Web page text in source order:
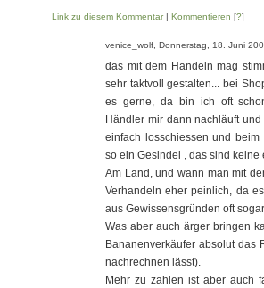
Link zu diesem Kommentar| Kommentieren [?]
venice_wolf, Donnerstag, 18. Juni
das mit dem Handeln mag
sehr taktvoll gestalten... bei
es gerne, da bin ich oft
Händler mir dann nachläuft
einfach losschiessen und beim
so ein Gesindel , das sind
Am Land, und wann man mit
Verhandeln eher peinlich, da
aus Gewissensgründen oft
Was aber auch ärger bringen
Bananenverkäufer absolut
nachrechnen lässt).
Mehr zu zahlen ist aber auch